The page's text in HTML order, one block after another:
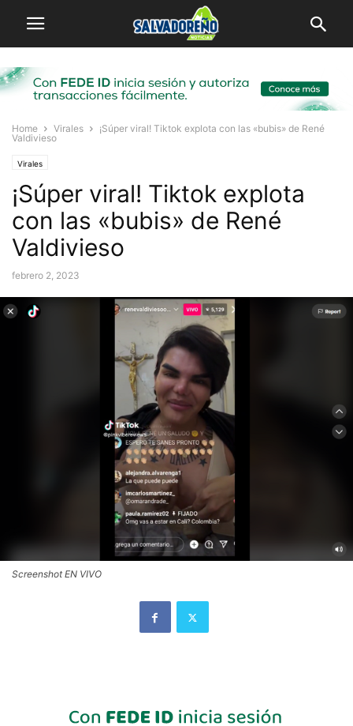
Home Virales
¡Súper viral! Tiktok explota con las «bubis» de René
Valdivieso
Virales
¡Súper viral! Tiktok explota
con las «bubis» de René
Valdivieso
febrero 2, 2023
Screenshot EN VIVO